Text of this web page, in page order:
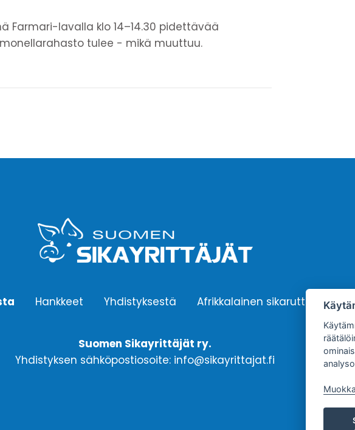
Farmari-lavalla klo 14–14.30 pidettävää
tulee - mikä muuttuu.
Hankkeet Yhdistyksestä Afrikkalainen sikarutto
Suomen Sikayrittäjät ry.
Yhdistyksen sähköpostiosoite: info@sikayrittajat.fi